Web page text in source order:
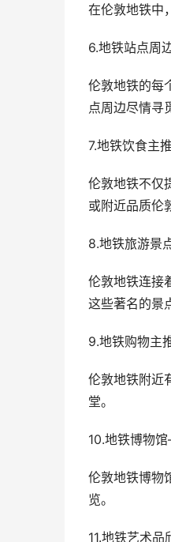
在伦敦地铁中
6.地铁站点周
伦敦地铁的每
点周边尽情寻
7.地铁饮食主
伦敦地铁不仅
或附近品质伦
8.地铁旅游景
伦敦地铁连接
这些著名的景
9.地铁购物主
伦敦地铁附近
堂。
10.地铁博物
伦敦地铁博物
览。
11.地铁艺术